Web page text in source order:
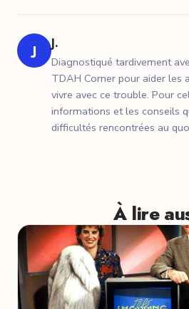
J J.
Diagnostiqué tardivement
TDAH Corner pour aider les
vivre avec ce trouble. Pour
informations et les conseils
difficultés rencontrées au
À lire